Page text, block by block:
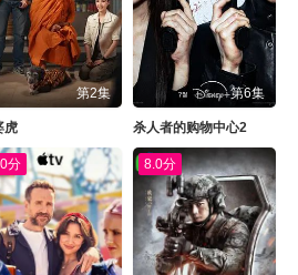
第2集
虎
第6集
杀人者的购物中心2
分 8.0分